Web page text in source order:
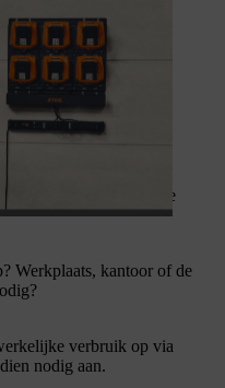
klaar.
Traag of snel
verder.
– en adviseren je
Werkplaats, kantoor of de
verbruik op via
nodig aan.